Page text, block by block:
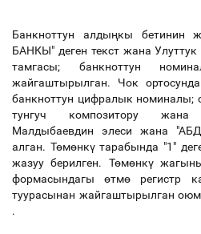
Банкноттун алдыңкы бетинин
БАНКЫ" деген текст жана
тамгасы; банкноттун
жайгаштырылган. Чок
банкноттун цифралык номиналы;
тунгуч композитору жана
Малдыбаевдин элеси жана
алган. Төмөнкү тарабында "1"
жазуу берилген. Төмөнкү
формасындагы өтмө регистр
туурасынан жайгаштырылган
.